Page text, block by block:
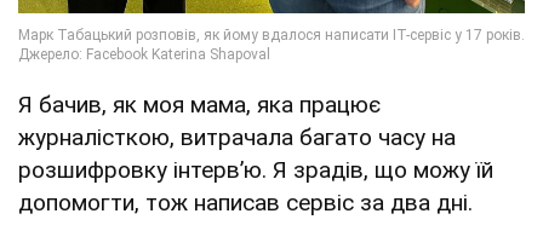
Я бачив, як моя мама, яка працює
журналісткою, витрачала багато часу на
розшифровку інтерв’ю. Я зрадів, що можу їй
допомогти, тож написав сервіс за два дні.